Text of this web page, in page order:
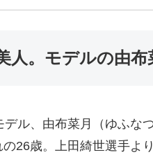
。モデルの由布
ル、由布菜月（ゆふなつ
26歳。上田綺世選手よ